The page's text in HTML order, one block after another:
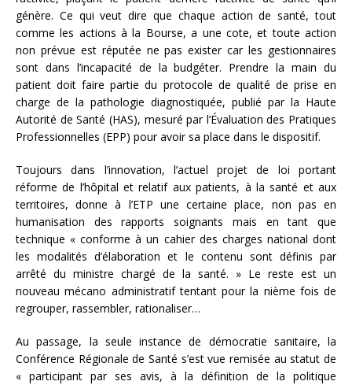
génère. Ce qui veut dire que chaque action de santé, tout
comme les actions à la Bourse, a une cote, et toute action
non prévue est réputée ne pas exister car les gestionnaires
sont dans l’incapacité de la budgéter. Prendre la main du
patient doit faire partie du protocole de qualité de prise en
charge de la pathologie diagnostiquée, publié par la Haute
Autorité de Santé (HAS), mesuré par l’Évaluation des Pratiques
Professionnelles (EPP) pour avoir sa place dans le dispositif.
Toujours dans l’innovation, l’actuel projet de loi portant
réforme de l’hôpital et relatif aux patients, à la santé et aux
territoires, donne à l’ETP une certaine place, non pas en
humanisation des rapports soignants mais en tant que
technique « conforme à un cahier des charges national dont
les modalités d’élaboration et le contenu sont définis par
arrêté du ministre chargé de la santé. » Le reste est un
nouveau mécano administratif tentant pour la nième fois de
regrouper, rassembler, rationaliser…
Au passage, la seule instance de démocratie sanitaire, la
Conférence Régionale de Santé s’est vue remisée au statut de
« participant par ses avis, à la définition de la politique